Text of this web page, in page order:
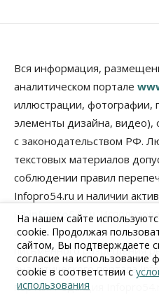
Вся информация,
аналитическом портале
иллюстрации, фотографии,
элементы дизайна, видео),
с законодательством РФ.
текстовых материалов
соблюдении правил
Infopro54.ru и наличии
на infopro54.ru .
всех фото и видео-
письменного разрешения
аналитического портала
портал. Редакция
На нашем сайте
cookie. Продолжая
сайтом, Вы подтверждаете
согласие на использование
cookie в соответствии с
использования